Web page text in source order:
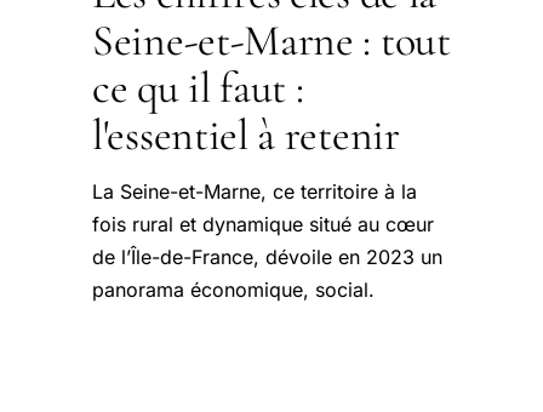
Seine-et-Marne : tout
ce qu il faut :
l'essentiel à retenir
La Seine-et-Marne, ce territoire à la
fois rural et dynamique situé au cœur
de l’Île-de-France, dévoile en 2023 un
panorama économique, social.